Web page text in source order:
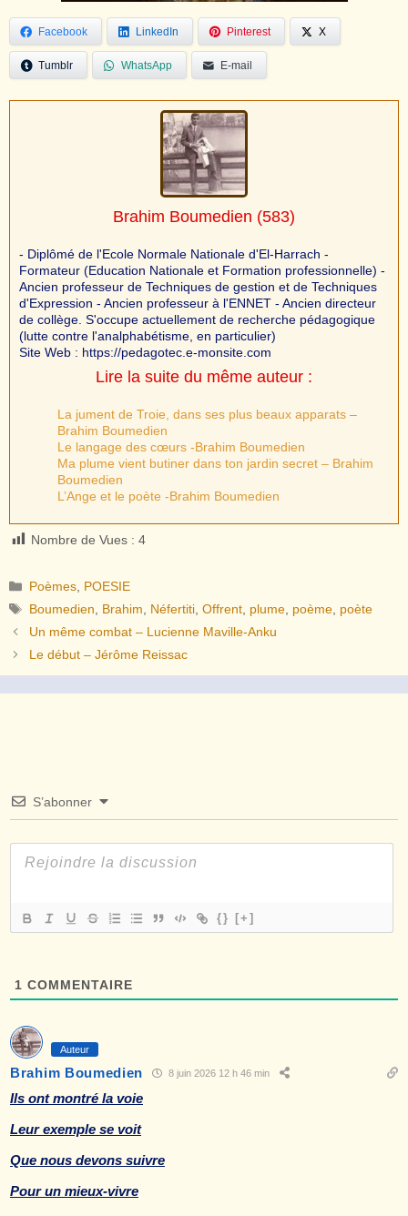
Facebook LinkedIn Pinterest X
Tumblr WhatsApp E-mail
Brahim Boumedien (583)
- Diplômé de l'Ecole Normale Nationale d'El-Harrach -
Formateur (Education Nationale et Formation professionnelle) -
Ancien professeur de Techniques de gestion et de Techniques
d'Expression - Ancien professeur à l'ENNET - Ancien directeur
de collège. S'occupe actuellement de recherche pédagogique
(lutte contre l'analphabétisme, en particulier)
Site Web : https://pedagotec.e-monsite.com
Lire la suite du même auteur :
La jument de Troie, dans ses plus beaux apparats –
Brahim Boumedien
Le langage des cœurs -Brahim Boumedien
Ma plume vient butiner dans ton jardin secret – Brahim
Boumedien
L’Ange et le poète -Brahim Boumedien
Nombre de Vues : 4
Catégories
Poèmes POESIE
Étiquettes
Boumedien Brahim Néfertiti ,Offrent plume poème poète
Un même combat – Lucienne Maville-Anku
Le début – Jérôme Reissac
S’abonner
{} [+]
1 COMMENTAIRE
Auteur
Brahim Boumedien 8 juin 2026 12 h 46 min
Ils ont montré la voie
Leur exemple se voit
Que nous devons suivre
Pour un mieux-vivre